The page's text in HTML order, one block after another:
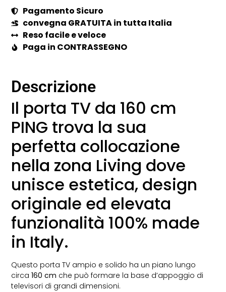
Pagamento Sicuro
convegna GRATUITA in tutta Italia
Reso facile e veloce
Paga in CONTRASSEGNO
Descrizione
Il porta TV da 160 cm
PING trova la sua
perfetta collocazione
nella zona Living dove
unisce estetica, design
originale ed elevata
funzionalità 100% made
in Italy.
Questo porta TV ampio e solido ha un piano lungo
circa160 cm che può formare la base d’appoggio di
televisori di grandi dimensioni.